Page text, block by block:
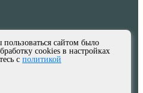
сайтом было
cookies в настройках
с политикой